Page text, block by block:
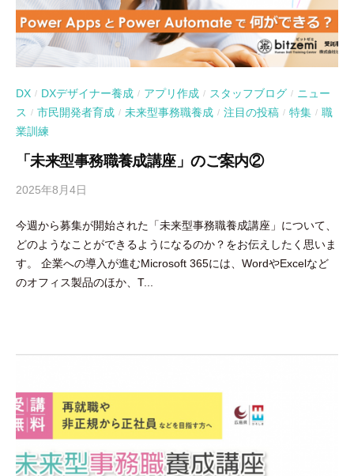
DX / DXデザイナー養成 / アプリ作成 / スタッフブログ / ニュー
ス / 市民開発者育成 / 未来型事務職養成 / 注目の投稿 / 特集 / 職
業訓練
「未来型事務職養成講座」のご案内②
2025年8月4日
吉
田
豪
今週から募集が開始された「未来型事務職養成講座」について、
どのようなことができるようになるのか？をお伝えしたく思いま
す。 企業への導入が進むMicrosoft 365には、WordやExcelなど
のオフィス製品のほか、T...